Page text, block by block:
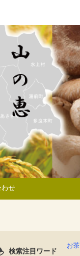
わせ
検索注目ワード
お茶